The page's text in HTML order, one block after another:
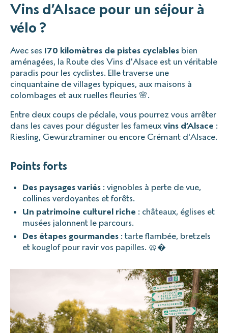
Vins d’Alsace pour un séjour à
vélo ?
Avec ses 170 kilomètres de pistes cyclables bien
aménagées, la Route des Vins d'Alsace est un véritable
paradis pour les cyclistes. Elle traverse une
cinquantaine de villages typiques, aux maisons à
colombages et aux ruelles fleuries 🌸.
Entre deux coups de pédale, vous pourrez vous arrêter
dans les caves pour déguster les fameux vins d’Alsace :
Riesling, Gewürztraminer ou encore Crémant d'Alsace.
Points forts
Des paysages variés : vignobles à perte de vue,
collines verdoyantes et forêts.
Un patrimoine culturel riche : châteaux, églises et
musées jalonnent le parcours.
Des étapes gourmandes : tarte flambée, bretzels
et kouglof pour ravir vos papilles. 🥨�